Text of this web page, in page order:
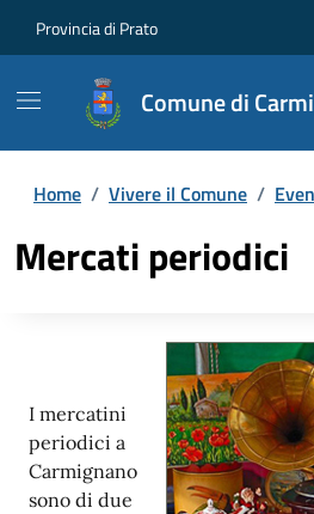
Provincia di Prato
Comune di
Home / Vivere il Comune /
Mercati periodici
I mercatini
periodici a
Carmignano
sono di due